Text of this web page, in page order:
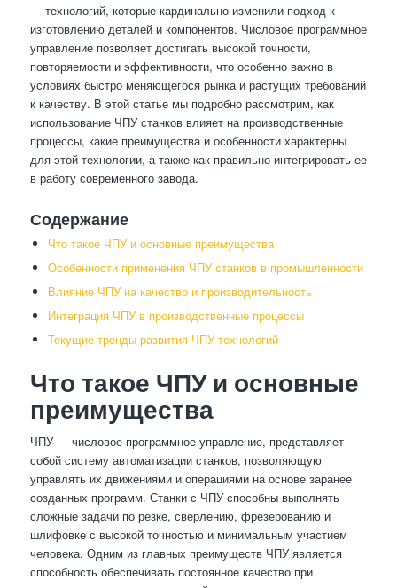
— технологий, которые кардинально изменили подход к
изготовлению деталей и компонентов. Числовое программное
управление позволяет достигать высокой точности,
повторяемости и эффективности, что особенно важно в
условиях быстро меняющегося рынка и растущих требований
к качеству. В этой статье мы подробно рассмотрим, как
использование ЧПУ станков влияет на производственные
процессы, какие преимущества и особенности характерны
для этой технологии, а также как правильно интегрировать ее
в работу современного завода.
Содержание
Что такое ЧПУ и основные преимущества
Особенности применения ЧПУ станков в промышленности
Влияние ЧПУ на качество и производительность
Интеграция ЧПУ в производственные процессы
Текущие тренды развития ЧПУ технологий
Что такое ЧПУ и основные
преимущества
ЧПУ — числовое программное управление, представляет
собой систему автоматизации станков, позволяющую
управлять их движениями и операциями на основе заранее
созданных программ. Станки с ЧПУ способны выполнять
сложные задачи по резке, сверлению, фрезерованию и
шлифовке с высокой точностью и минимальным участием
человека. Одним из главных преимуществ ЧПУ является
способность обеспечивать постоянное качество при